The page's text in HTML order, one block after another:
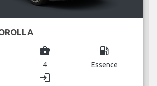
business_center
4
local_gas_station
Essence
login